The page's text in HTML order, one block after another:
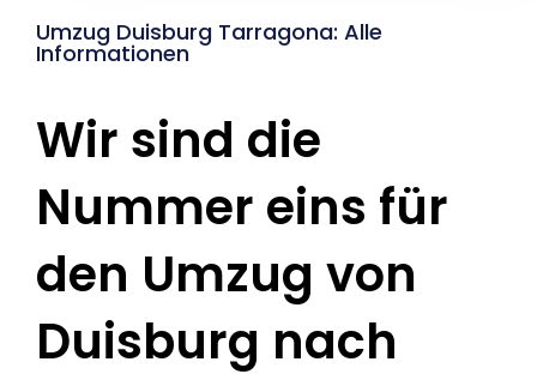
Umzug Duisburg Tarragona: Alle
Informationen
Wir sind die
Nummer eins für
den Umzug von
Duisburg nach